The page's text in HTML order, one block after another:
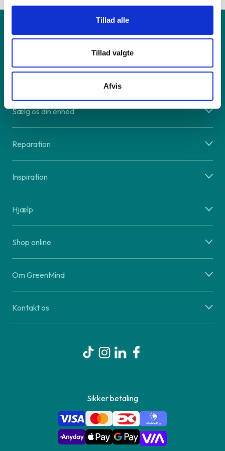
Tillad alle
Tillad valgte
Afvis
Sælg os din enhed
Reparation
Inspiration
Hjælp
Shop online
Om GreenMind
Kontakt os
Sikker betaling